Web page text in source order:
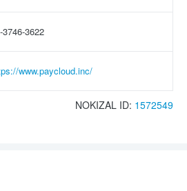
3746-3622
www.paycloud.inc/
NOKIZAL ID: 1572549